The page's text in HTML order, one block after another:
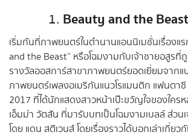
1. Beauty and the
เริ่มกันที่ภาพยนตร์ในตำนานแอนนิเมชั่นเรื่องแ
and the Beast” หรือโฉมงามกับเจ้าชายอสูรที่
รางวัลออสการ์สาขาภาพยนตร์ยอดเยี่ยมจาก
ภาพยนตร์เพลงอเมริกันแนวโรแมนติก แฟนต
2017 ที่ได้นักแสดงสาวหน้าเป๊ะขวัญใจของใคร
เอ็มม่า วัตสัน ที่มารับบทเป็นโฉมงามเบลล์ ส่วน
โดย แดน สตีเวนส์ โดยเรื่องราวได้บอกเล่าเกี่ย